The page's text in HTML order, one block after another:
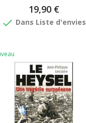
19,90 €
done Dans Liste d'envies